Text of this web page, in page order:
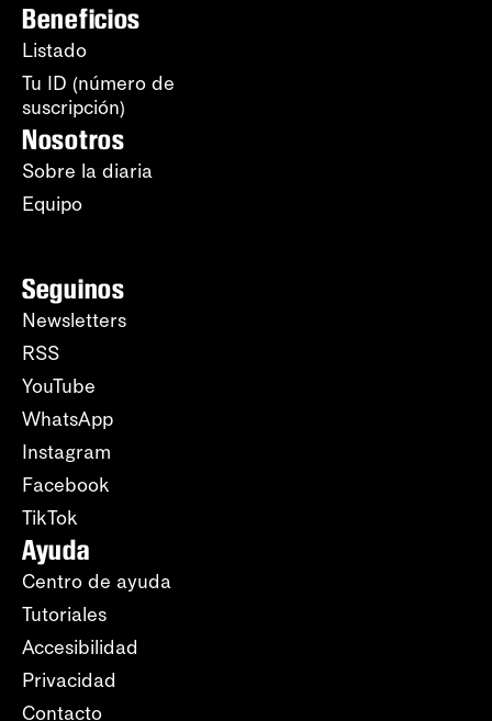
Beneficios
Listado
Tu ID (número de
suscripción)
Nosotros
Sobre la diaria
Equipo
Seguinos
Newsletters
RSS
YouTube
WhatsApp
Instagram
Facebook
TikTok
Ayuda
Centro de ayuda
Tutoriales
Accesibilidad
Privacidad
Contacto